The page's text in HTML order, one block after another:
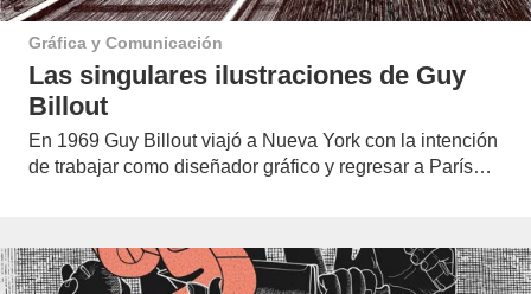
Gráfica y Comunicación
Las singulares ilustraciones de Guy
Billout
En 1969 Guy Billout viajó a Nueva York con la intención
de trabajar como diseñador gráfico y regresar a París…